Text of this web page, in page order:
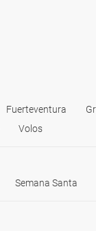
Fuerteventura
Volos
Semana Santa